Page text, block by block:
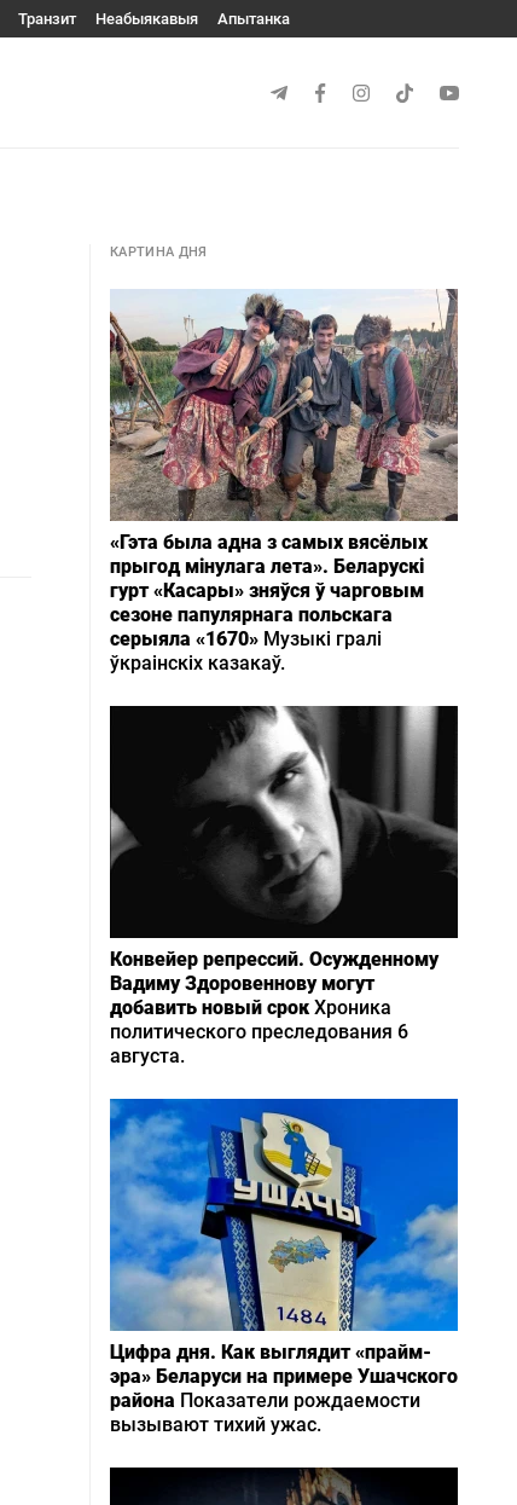
Транзит Неабыякавыя Апытанка
КАРТИНА ДНЯ
«Гэта была адна з самых вясёлых
прыгод мінулага лета». Беларускі
гурт «Касары» зняўся ў чарговым
сезоне папулярнага польскага
серыяла «1670» Музыкі гралі
ўкраінскіх казакаў.
Конвейер репрессий. Осужденному
Вадиму Здоровеннову могут
добавить новый срок Хроника
политического преследования 6
августа.
Цифра дня. Как выглядит «прайм-
эра» Беларуси на примере Ушачского
района Показатели рождаемости
вызывают тихий ужас.